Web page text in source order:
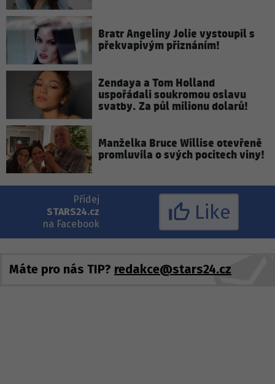
Bratr Angeliny Jolie vystoupil s
překvapivým přiznáním!
Zendaya a Tom Holland
uspořádali soukromou oslavu
svatby. Za půl milionu dolarů!
Manželka Bruce Willise otevřeně
promluvila o svých pocitech viny!
Přidej
STARS24.cz
na Facebook
Like
Máte pro nás TIP? redakce@stars24.cz